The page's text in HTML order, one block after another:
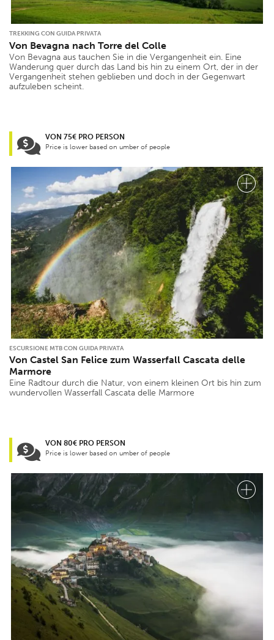
TREKKING CON GUIDA PRIVATA
Von Bevagna nach Torre del Colle
Von Bevagna aus tauchen Sie in die Vergangenheit ein. Eine
Wanderung quer durch das Land bis hin zu einem Ort, der in der
Vergangenheit stehen geblieben und doch in der Gegenwart
aufzuleben scheint.
VON 75€ PRO PERSON
Price is lower based on umber of people
ESCURSIONE MTB CON GUIDA PRIVATA
Von Castel San Felice zum Wasserfall Cascata delle
Marmore
Eine Radtour durch die Natur, von einem kleinen Ort bis hin zum
wundervollen Wasserfall Cascata delle Marmore
VON 80€ PRO PERSON
Price is lower based on umber of people